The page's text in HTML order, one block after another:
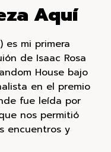
Aquí
es mi primera
de Isaac Rosa
House bajo
en el premio
fue leída por
nos permitió
encuentros y